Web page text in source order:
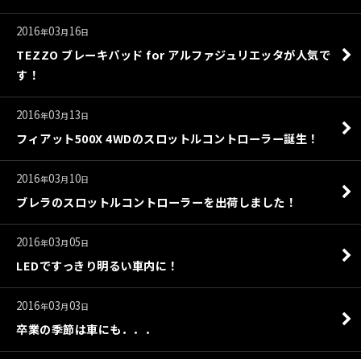
2016年03月 16日
TEZZO ブレーキパッド for アルファジュリエッタが人気で
す！
2016年03月 13日
フィアット500X 4WDのスロットルコントローラー誕生！
2016年03月 10日
ブレラのスロットルコントローラーを出荷しました！
2016年03月05日
LEDですっきり明るい車内に！
2016年03月03日
卒業の季節は車にも．．．